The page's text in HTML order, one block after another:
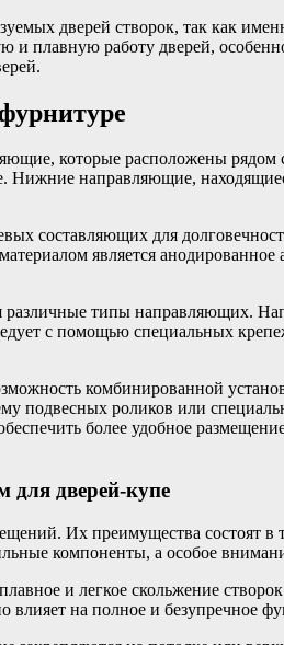
дверей створок, так как
плавную работу дверей,
которые расположены рядом
Нижние направляющие,
составляющих для
является
типы направляющих.
с помощью специальных
комбинированной
подвесных роликов или
более удобное
дверей-купе
Их преимущества состоят в
компоненты, а особое
и легкое скольжение
влияет на полное и безупречное